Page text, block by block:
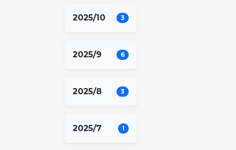
2025/10 3
2025/9 6
2025/8 3
2025/7 1